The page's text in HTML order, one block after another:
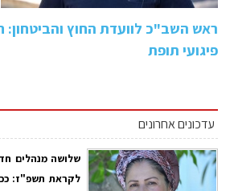
ראש השב"כ לוועדת החוץ
פיגועי תופת
עדכונים אחרונים
שלושה מנהלים
לקראת תשפ"ז: